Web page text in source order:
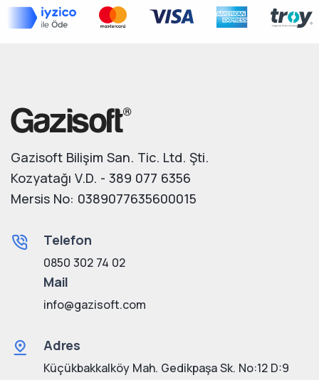
Gazisoft Bilişim San. Tic. Ltd. Şti.
Kozyatağı V.D. - 389 077 6356
Mersis No: 0389077635600015
Telefon
0850 302 74 02
Mail
info@gazisoft.com
Adres
Küçükbakkalköy Mah. Gedikpaşa Sk. No:12 D:9